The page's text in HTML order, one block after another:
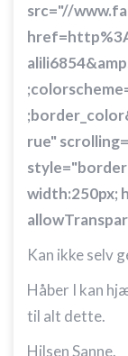
src="//
rue"
width:250px;
Kan ikke selv
Håber I kan
til alt dette.
Hilsen Sanne.
Ikke-IAB-
Nødvendig
Ydeevne
Annoncering /